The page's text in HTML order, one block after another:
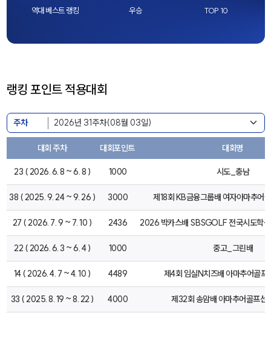
역대 베스트 랭킹 우승 TOP 10
랭킹 포인트 적용대회
주차
대회 주차 대회포인트 대회명
23 ( 2026. 6. 8 ~ 6. 8 ) 1000 시도_충남
38 ( 2025. 9. 24 ~ 9. 26 ) 3000 제18회 KB금융그룹배 여자아마추어
27 ( 2026. 7. 9 ~ 7. 10 ) 2436 2026 박카스배 SBSGOLF 전국시도학
22 ( 2026. 6. 3 ~ 6. 4 ) 1000 중고_그린배
14 ( 2026. 4. 7 ~ 4. 10 ) 4489 제4회 임실N치즈배 아마추어골프
33 ( 2025. 8. 19 ~ 8. 22 ) 4000 제32회 송암배 아마추어골프선